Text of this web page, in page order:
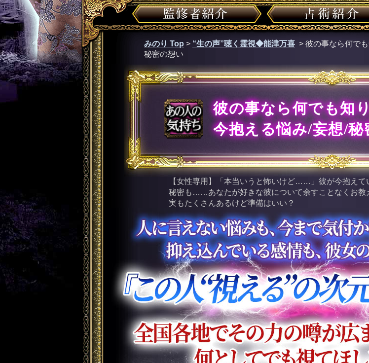
みのり Top > “生の声”聴く霊視◆能津万喜 > 彼の事なら何で
秘密の想い
彼の事なら何でも知
今抱える悩み/妄想/秘
【女性専用】「本当いうと怖いけど……」彼が今抱え
秘密も……あなたが好きな彼について余すことなくお教
実もたくさんあるけど準備はいい？